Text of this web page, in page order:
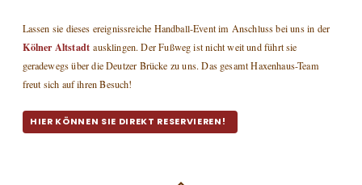
Lassen sie dieses ereignissreiche Handball-Event im Anschluss bei uns in der
Kölner Altstadt ausklingen. Der Fußweg ist nicht weit und führt sie
geradewegs über die Deutzer Brücke zu uns. Das gesamt Haxenhaus-Team
freut sich auf ihren Besuch!
HIER KÖNNEN SIE DIREKT RESERVIEREN!